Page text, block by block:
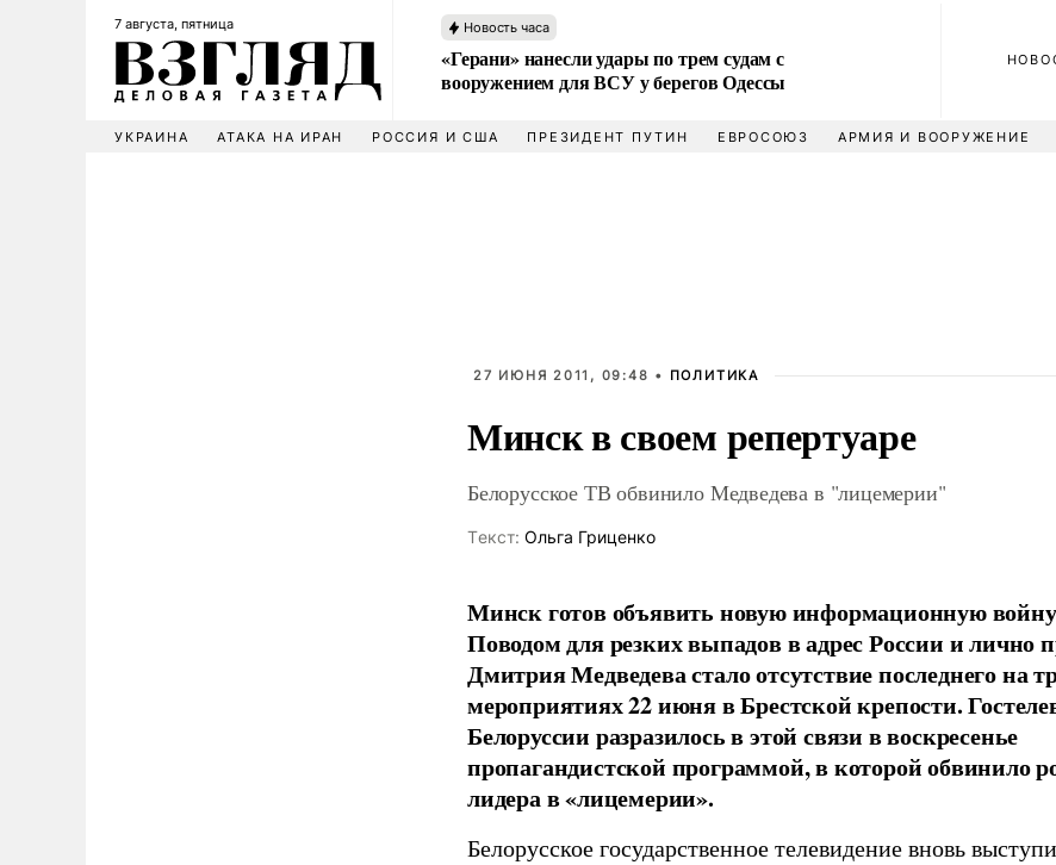
7 августа, пятница Новость часа
«Герани» нанесли удары по трем судам с
вооружением для ВСУ у берегов Одессы
УКРАИНА АТАКА НА ИРАН РОССИЯ И США ПРЕЗИДЕНТ ПУТИН ЕВРОСОЮЗ АРМИЯ И ВООРУЖЕНИЕ
27 ИЮНЯ 2011, 09:48 • ПОЛИТИКА
Минск в своем репертуаре
Белорусское ТВ обвинило Медведева в "лицемерии"
Tекст: Ольга Гриценко
Минск готов объявить новую информационную
Поводом для резких выпадов в адрес России и лично
Дмитрия Медведева стало отсутствие последнего на
мероприятиях 22 июня в Брестской крепости.
Белоруссии разразилось в этой связи в воскресенье
пропагандистской программой, в которой обвинило
лидера в «лицемерии».
Белорусское государственное телевидение вновь